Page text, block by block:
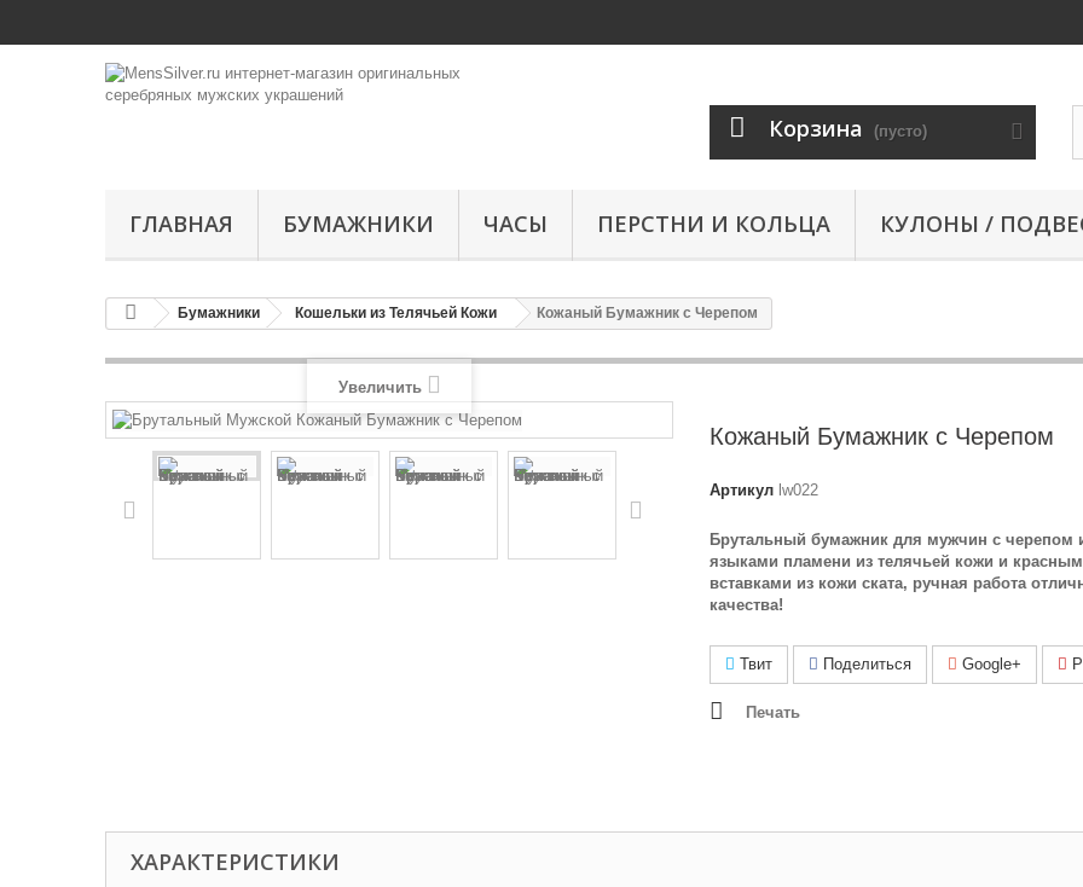
Корзина (пусто)
ГЛАВНАЯ БУМАЖНИКИ ЧАСЫ ПЕРСТНИ И КОЛЬЦА КУЛОНЫ /
Бумажники Кошельки из Телячьей Кожи Кожаный Бумажник с Черепом
Увеличить
Кожаный Бумажник с Черепом
Артикул lw022
Брутальный бумажник для мужчин с черепом
языками пламени из телячьей кожи и
вставками из кожи ската, ручная работа
качества!
Твит Поделиться Google+
Печать
ХАРАКТЕРИСТИКИ